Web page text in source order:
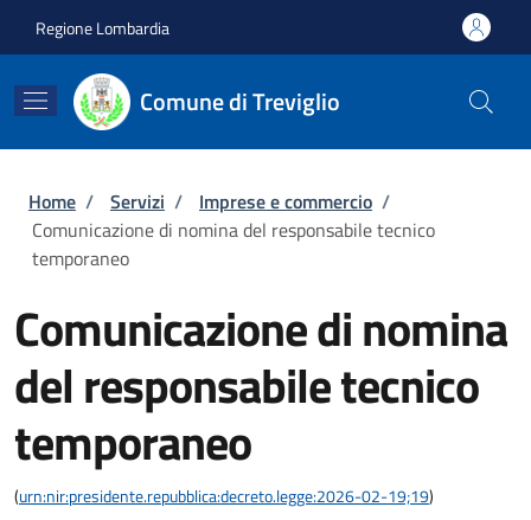
Regione Lombardia
Comune di Treviglio
Briciole di pane
Home / Servizi / Imprese e commercio /
Comunicazione di nomina del responsabile tecnico
temporaneo
Comunicazione di nomina
del responsabile tecnico
temporaneo
(urn:nir:presidente.repubblica:decreto.legge:2026-02-19;19)